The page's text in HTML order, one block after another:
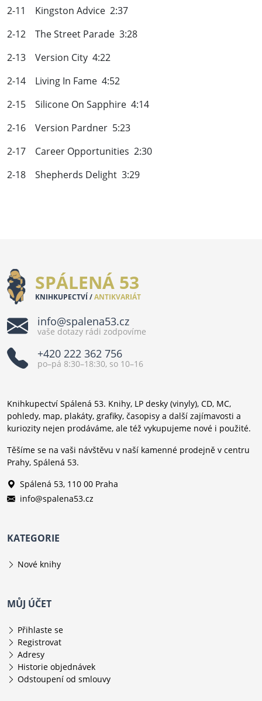
2-11 Kingston Advice 2:37
2-12 The Street Parade 3:28
2-13 Version City 4:22
2-14 Living In Fame 4:52
2-15 Silicone On Sapphire 4:14
2-16 Version Pardner 5:23
2-17 Career Opportunities 2:30
2-18 Shepherds Delight 3:29
SPÁLENÁ 53
KNIHKUPECTVÍ /ANTIKVARIÁT
info@spalena53.cz
vaše dotazy rádi zodpovíme
+420 222 362 756
po–pá 8:30–18:30, so 10–16
Knihkupectví Spálená 53. Knihy, LP desky (vinyly), CD, MC,
pohledy, map, plakáty, grafiky, časopisy a další zajímavosti a
kuriozity nejen prodáváme, ale též vykupujeme nové i použité.
Těšíme se na vaši návštěvu v naší kamenné prodejně v centru
Prahy, Spálená 53.
Spálená 53, 110 00 Praha
info@spalena53.cz
KATEGORIE
Nové knihy
MŮJ ÚČET
Přihlaste se
Registrovat
Adresy
Historie objednávek
Odstoupení od smlouvy